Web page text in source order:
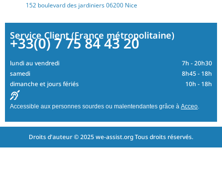
152 boulevard des jardiniers 06200 Nice
Service Client (France métropolitaine)
+33(0) 7 75 84 43 20
lundi au vendredi
7h - 20h30
samedi
8h45 - 18h
dimanche et jours fériés
10h - 18h
Accessible aux personnes sourdes ou malentendantes grâce à Acceo
Droits d'auteur © 2025 we-assist.org Tous droits réservés.